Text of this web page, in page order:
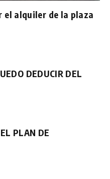
el alquiler de la plaza
DEDUCIR DEL
PLAN DE